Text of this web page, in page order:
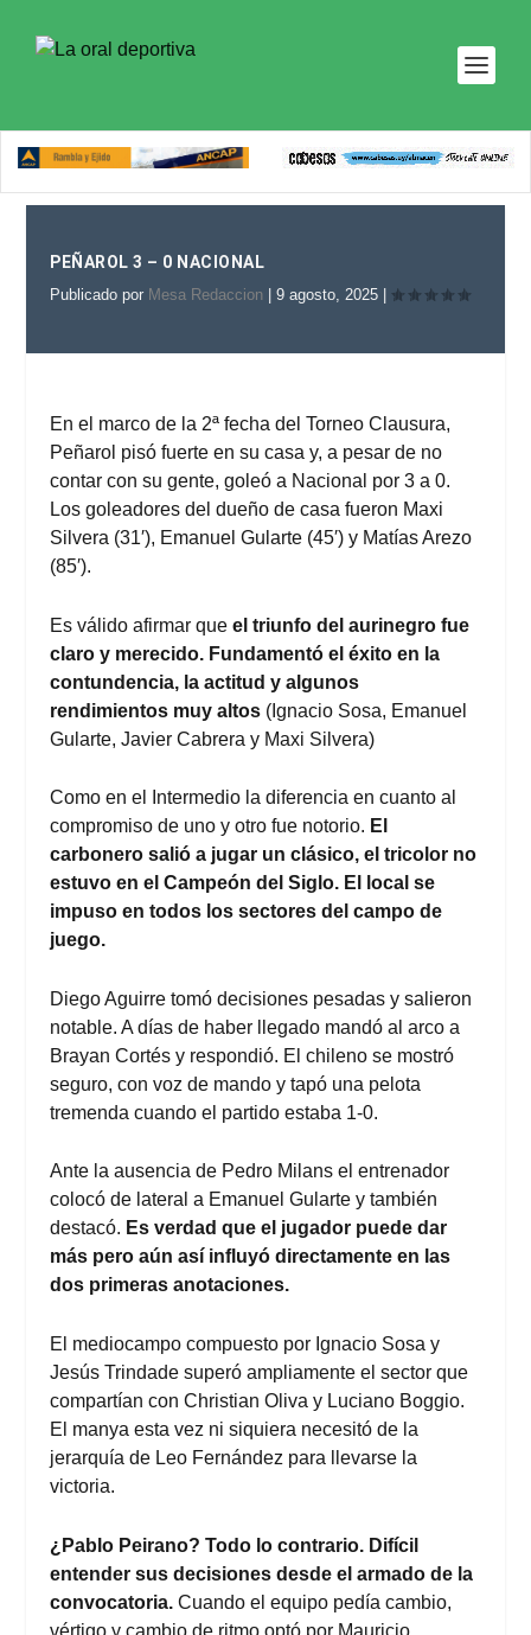
PEÑAROL 3 – 0 NACIONAL
Publicado por Mesa Redaccion |9 agosto, 2025
En el marco de la 2ª fecha del Torneo Clausura,
Peñarol pisó fuerte en su casa y, a pesar de no
contar con su gente, goleó a Nacional por 3 a 0.
Los goleadores del dueño de casa fueron Maxi
Silvera (31′), Emanuel Gularte (45′) y Matías Arezo
(85′).
Es válido afirmar queel triunfo del aurinegro fue
claro y merecido. Fundamentó el éxito en la
contundencia, la actitud y algunos
rendimientos muy altos (Ignacio Sosa, Emanuel
Gularte, Javier Cabrera y Maxi Silvera)
Como en el Intermedio la diferencia en cuanto al
compromiso de uno y otro fue notorio. El
carbonero salió a jugar un clásico, el tricolor no
estuvo en el Campeón del Siglo. El local se
impuso en todos los sectores del campo de
juego.
Diego Aguirre tomó decisiones pesadas y salieron
notable. A días de haber llegado mandó al arco a
Brayan Cortés y respondió. El chileno se mostró
seguro, con voz de mando y tapó una pelota
tremenda cuando el partido estaba 1-0.
Ante la ausencia de Pedro Milans el entrenador
colocó de lateral a Emanuel Gularte y también
destacó. Es verdad que el jugador puede dar
más pero aún así influyó directamente en las
dos primeras anotaciones.
El mediocampo compuesto por Ignacio Sosa y
Jesús Trindade superó ampliamente el sector que
compartían con Christian Oliva y Luciano Boggio.
El manya esta vez ni siquiera necesitó de la
jerarquía de Leo Fernández para llevarse la
victoria.
¿Pablo Peirano? Todo lo contrario. Difícil
entender sus decisiones desde el armado de la
convocatoria. Cuando el equipo pedía cambio,
vértigo y cambio de ritmo optó por Mauricio